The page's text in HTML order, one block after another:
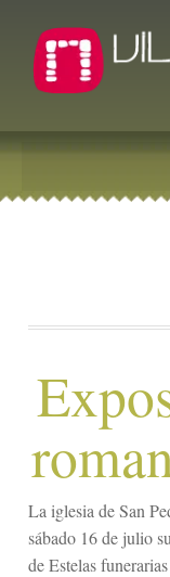
La iglesia de San
sábado 16 de julio
de Estelas